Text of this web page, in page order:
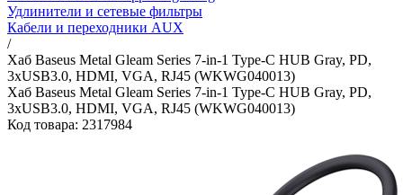
Удлинители и сетевые фильтры
Кабели и переходники AUX
/
Хаб Baseus Metal Gleam Series 7-in-1 Type-C HUB Gray, PD,
3xUSB3.0, HDMI, VGA, RJ45 (WKWG040013)
Хаб Baseus Metal Gleam Series 7-in-1 Type-C HUB Gray, PD,
3xUSB3.0, HDMI, VGA, RJ45 (WKWG040013)
Код товара: 2317984